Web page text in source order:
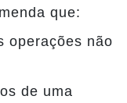
que:
operações não
de uma